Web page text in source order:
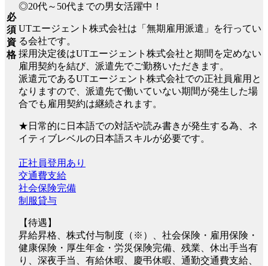
必
須
資
格
◎20代～50代までの男女活躍中！
UTエージェント株式会社は「無期雇用派遣」を行ってい
る会社です。
採用決定後はUTエージェント株式会社と期間を定めない
雇用契約を結び、派遣先でご勤務いただきます。
派遣元であるUTエージェント株式会社での正社員雇用と
なりますので、派遣先で働いていない期間が発生した場
合でも雇用契約は継続されます。
★日常的に日本語での対話や読み書きが発生する為、ネ
イティブレベルの日本語スキルが必要です。
正社員登用あり
交通費支給
社会保険完備
制服貸与
【待遇】
昇給昇格、株式付与制度（※）、社会保険・雇用保険・
健康保険・厚生年金・労災保険完備、残業、休出手当有
り、深夜手当、有給休暇、慶弔休暇、通勤交通費支給、